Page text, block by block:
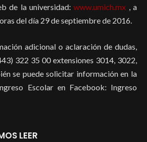
de la universidad:www.umich.mx , a
del día 29 de septiembre de 2016.
adicional o aclaración de dudas,
322 35 00 extensiones 3014, 3022,
se puede solicitar información en la
Escolar en Facebook: Ingreso
LEER